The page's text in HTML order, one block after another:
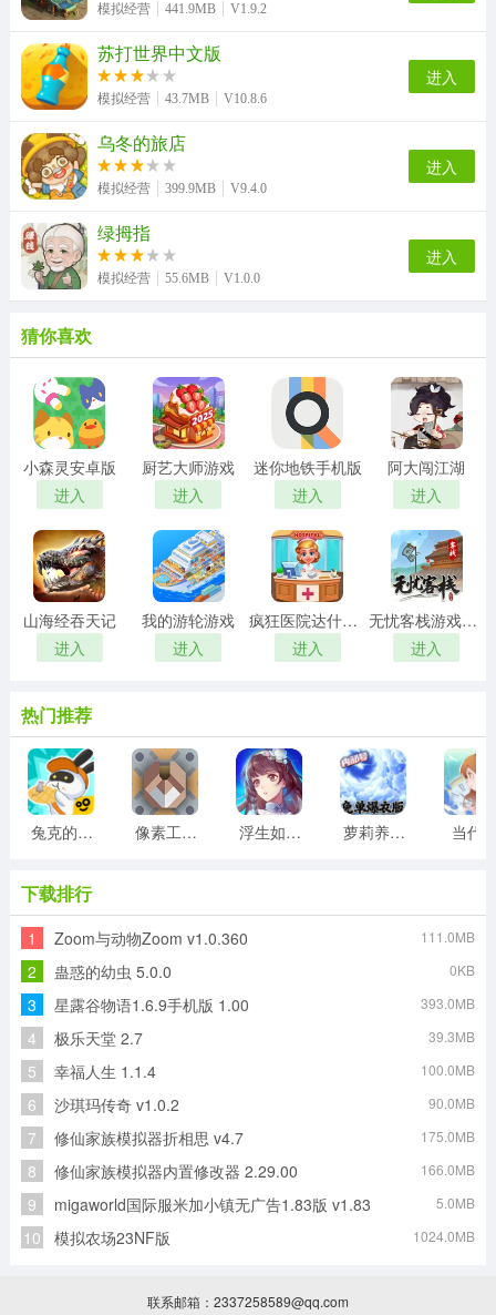
模拟经营 441.9MB V1.9.2
苏打世界中文版
模拟经营 43.7MB V10.8.6
进入
乌冬的旅店
模拟经营 399.9MB V9.4.0
进入
绿拇指
模拟经营 55.6MB V1.0.0
进入
猜你喜欢
小森灵安卓版
进入
厨艺大师游戏
进入
迷你地铁手机版
进入
阿大闯江湖
进入
山海经吞天记
进入
我的游轮游戏
进入
疯狂医院达什医生
进入
无忧客栈游戏红包版
进入
热门推荐
兔克的餐厅游戏 像素工厂模组最新版 浮生如梦亦如烟游戏版 萝莉养成计划 当代
下载排行
1 Zoom与动物Zoom v1.0.360 111.0MB
2 蛊惑的幼虫 5.0.0 0KB
3 星露谷物语1.6.9手机版 1.00 393.0MB
4 极乐天堂 2.7 39.3MB
5 幸福人生 1.1.4 100.0MB
6 沙琪玛传奇 v1.0.2 90.0MB
7 修仙家族模拟器折相思 v4.7 175.0MB
8 修仙家族模拟器内置修改器 2.29.00 166.0MB
9 migaworld国际服米加小镇无广告1.83版 v1.83 5.0MB
10 模拟农场23NF版 1024.0MB
联系邮箱：2337258589@qq.com